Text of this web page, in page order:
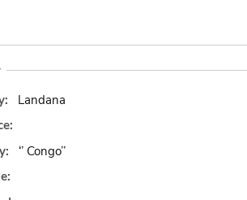
Landana
‘’ Congo’’